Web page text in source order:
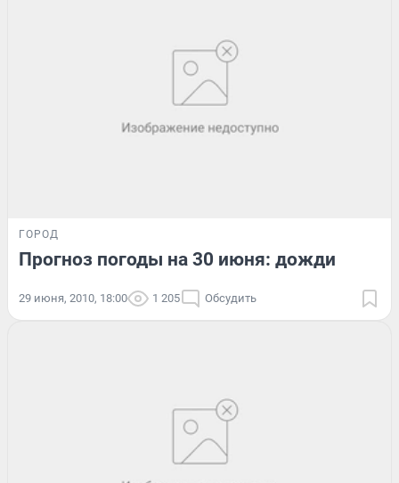
ГОРОД
Прогноз погоды на 30 июня: дожди
29 июня, 2010, 18:00 1 205 Обсудить